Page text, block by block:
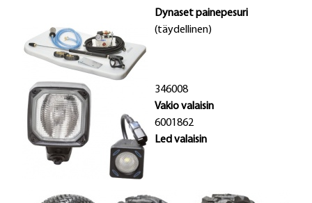
Dynaset painepesuri
(täydellinen)
346008
Vakio valaisin
6001862
Led valaisin